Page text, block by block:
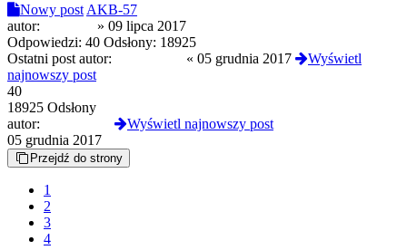
Nowy post AKB-57
autor:
» 09 lipca 2017
Odpowiedzi: 40 Odsłony: 18925
Ostatni post autor:
« 05 grudnia 2017
Wyświetl
najnowszy post
40
18925 Odsłony
autor:
Wyświetl najnowszy post
05 grudnia 2017
Przejdź do strony
1
2
3
4